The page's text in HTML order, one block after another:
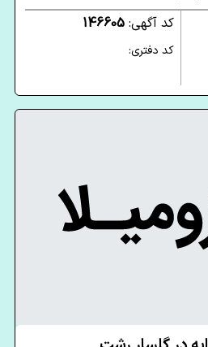
کد آگهی: 146605
کد دفتری: